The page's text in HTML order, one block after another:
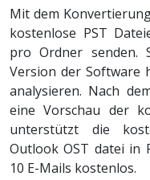
Mit dem
kostenlose PST
pro Ordner senden.
Version der Software
analysieren. Nach
eine Vorschau der
unterstützt die
Outlook OST datei in
10 E-Mails kostenlos.